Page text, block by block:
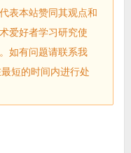
表本站赞同其观点和
爱好者学习研究使
如有问题请联系我
短的时间内进行处